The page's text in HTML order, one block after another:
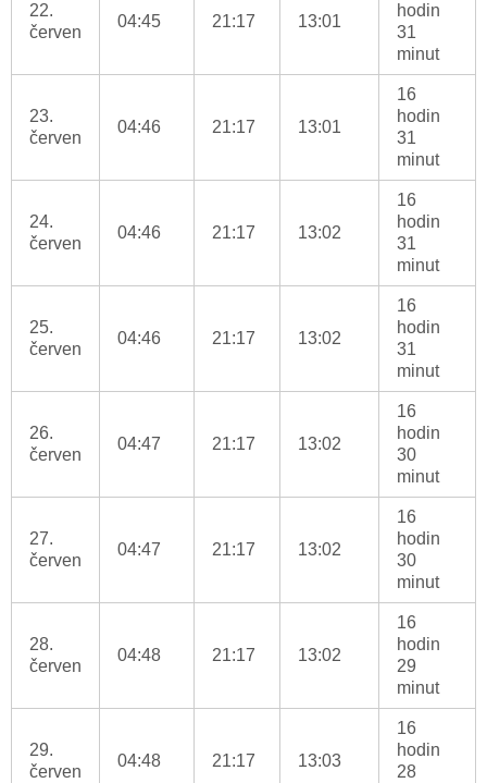
22.
červen
04:45 21:17 13:01
hodin
31
minut
23.
červen
04:46 21:17 13:01
16
hodin
31
minut
24.
červen
04:46 21:17 13:02
16
hodin
31
minut
25.
červen
04:46 21:17 13:02
16
hodin
31
minut
26.
červen
04:47 21:17 13:02
16
hodin
30
minut
27.
červen
04:47 21:17 13:02
16
hodin
30
minut
28.
červen
04:48 21:17 13:02
16
hodin
29
minut
29.
červen
04:48 21:17 13:03
16
hodin
28